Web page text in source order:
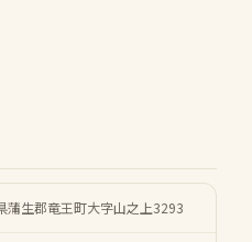
蒲生郡竜王町大字山之上3293